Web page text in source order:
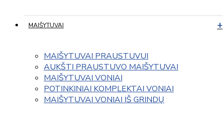
MAIŠYTUVAI
MAIŠYTUVAI PRAUSTUVUI
AUKŠTI PRAUSTUVO MAIŠYTUVAI
MAIŠYTUVAI VONIAI
POTINKINIAI KOMPLEKTAI VONIAI
MAIŠYTUVAI VONIAI IŠ GRINDŲ